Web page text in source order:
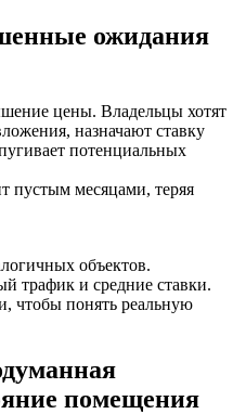
ожидания
цены. Владельцы хотят
назначают ставку
потенциальных
пустым месяцами, теряя
объектов.
трафик и средние ставки.
чтобы понять реальную
помещения